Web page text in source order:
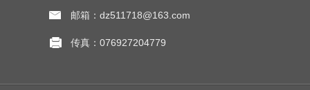
邮箱：dz511718@163.com
传真：076927204779